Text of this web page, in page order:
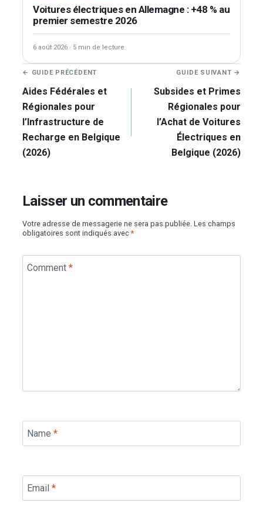
Voitures électriques en Allemagne : +48 % au
premier semestre 2026
6 août 2026 · 5 min de lecture
Navigation
de
l’article
← GUIDE PRÉCÉDENT
Aides Fédérales et
Régionales pour
l’Infrastructure de
Recharge en Belgique
(2026)
GUIDE SUIVANT →
Subsides et Primes
Régionales pour
l’Achat de Voitures
Électriques en
Belgique (2026)
Laisser un commentaire
Votre adresse de messagerie ne sera pas publiée. Les champs
obligatoires sont indiqués avec*
Comment *
Name *
Email *